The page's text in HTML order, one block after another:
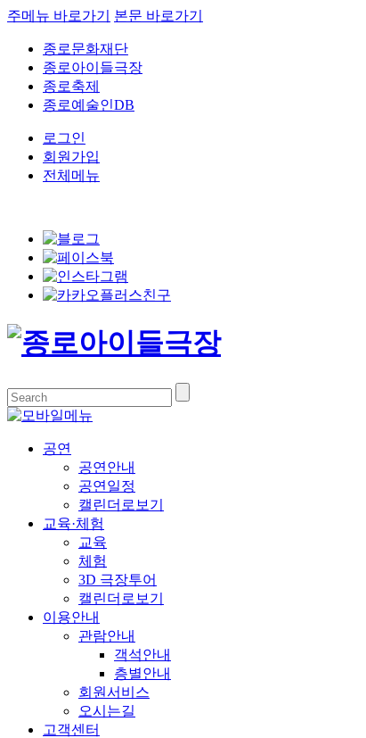
주메뉴 바로가기 본문 바로가기
종로문화재단
종로아이들극장
종로축제
종로예술인DB
로그인
회원가입
전체메뉴
공연
공연안내
공연일정
캘린더로보기
교육·체험
교육
체험
3D 극장투어
캘린더로보기
이용안내
관람안내
객석안내
층별안내
회원서비스
오시는길
고객센터